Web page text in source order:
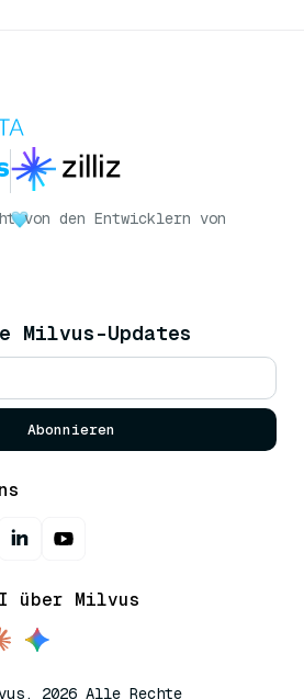
von den Entwicklern von
Milvus-Updates
Abonnieren
über Milvus
2026 Alle Rechte